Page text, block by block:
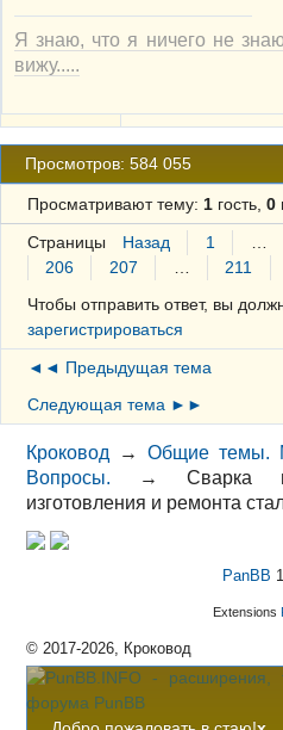
Я знаю, что я ничего не
вижу.....
Просмотров: 584 055
Просматривают тему: 1гость, 0
Страницы Назад 1
206
207 211
Чтобы отправить ответ, вы
зарегистрироваться
◄◄ Предыдущая тема
Следующая тема ►►
Кроковод →Общие темы.
Вопросы.
→Сварка
изготовления и ремонта
PanBB
Extensions
© 2017-2026, Кроковод